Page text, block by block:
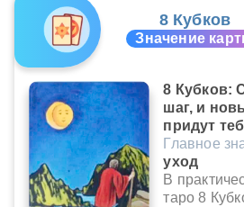
8 Кубков
Значение
8 Кубков:
шаг, и
придут
Главное
уход
В
таро 8